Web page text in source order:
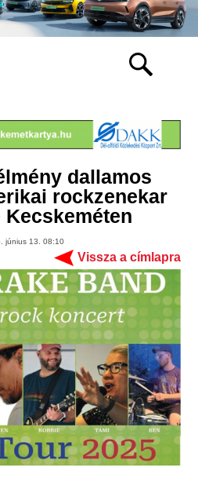
dallamos
rockzenekar
június 13. 08:10
Vissza a címlapra